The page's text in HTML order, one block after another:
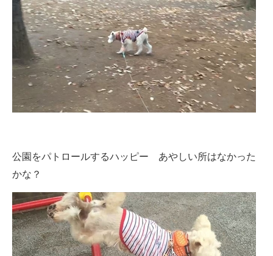
電子設計の基本と応用
エネルギーの専門メディア
建設×テクノロジーの最前線
ちょっと気になるネットの話題
公園をパトロールするハッピー あやしい所はなかった
かな？